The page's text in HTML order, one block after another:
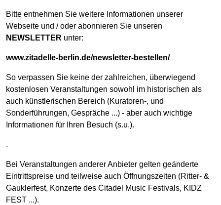
Bitte entnehmen Sie weitere Informationen unserer
Webseite und / oder abonnieren Sie unseren
NEWSLETTER unter:
www.zitadelle-berlin.de/newsletter-bestellen/
So verpassen Sie keine der zahlreichen, überwiegend
kostenlosen Veranstaltungen sowohl im historischen als
auch künstlerischen Bereich (Kuratoren-, und
Sonderführungen, Gespräche ...) - aber auch wichtige
Informationen für Ihren Besuch (s.u.).
.
Bei Veranstaltungen anderer Anbieter gelten geänderte
Eintrittspreise und teilweise auch Öffnungszeiten (Ritter- &
Gauklerfest, Konzerte des Citadel Music Festivals, KIDZ
FEST ...).